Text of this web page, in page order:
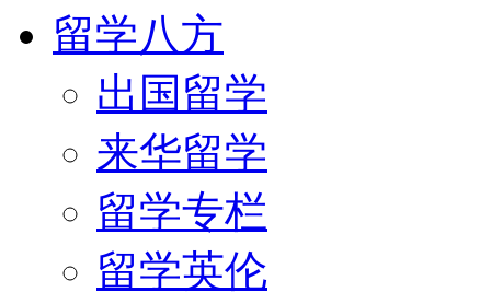
留学八方
出国留学
来华留学
留学专栏
留学英伦